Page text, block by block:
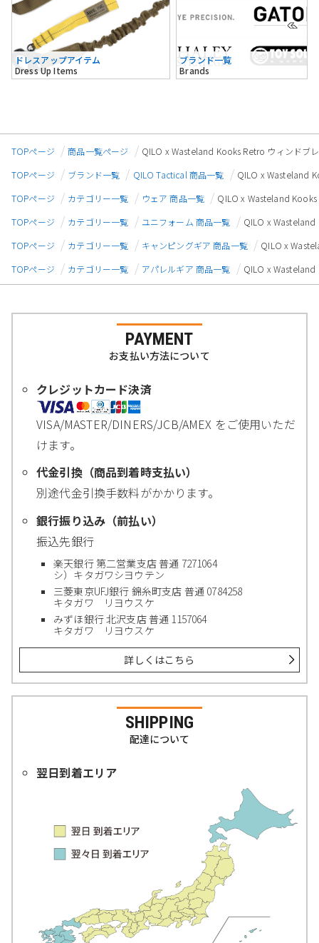
ドレスアップアイテム
Dress Up Items
ブランド一覧
Brands
TOPページ 商品一覧ページ
QILO x Wasteland Kooks Retro ウィンドブ
TOPページ
ブランド一覧 QILO Tactical 商品一覧
QILO x Wasteland
TOPページ
カテゴリー一覧 ウェア 商品一覧
QILO x Wasteland
TOPページ
カテゴリー一覧 ユニフォーム 商品一覧
QILO x Wasteland
TOPページ
カテゴリー一覧 キャンピングギア 商品一覧
QILO x
TOPページ
カテゴリー一覧 アパレルギア 商品一覧 QILO x Wasteland
PAYMENT
お支払い方法について
クレジットカード決済
VISA/MASTER/DINERS/JCB/AMEX をご使用いただ
けます。
代金引換（商品到着時支払い）
別途代金引換手数料がかかります。
銀行振り込み（前払い）
振込先銀行
楽天銀行 第二営業支店 普通 7271064
シ）キタガワシヨウテン
三菱東京UFJ銀行 錦糸町支店 普通 0784258
キタガワ リヨウスケ
みずほ銀行 北沢支店 普通 1157064
キタガワ リヨウスケ
詳しくはこちら
SHIPPING
配達について
翌日到着エリア